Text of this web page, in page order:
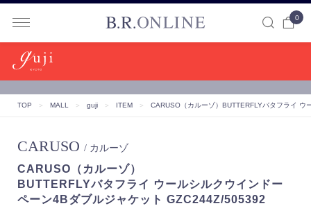
0
TOP ＞ MALL ＞ guji ＞ ITEM ＞ CARUSO（カルーゾ） BUTTERFLYバタフライ ウ
CARUSO / カルーゾ
CARUSO（カルーゾ）
BUTTERFLYバタフライ ウールシルクウインドー
ペーン4Bダブルジャケット GZC244Z/505392